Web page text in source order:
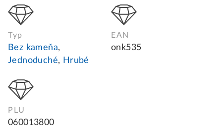
Typ
Bez kameňa,
Jednoduché, Hrubé
EAN
onk535
PLU
060013800